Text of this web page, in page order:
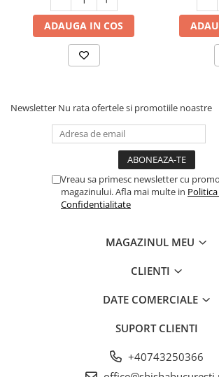
ADAUGA IN COS
Newsletter Nu rata ofertele si promotiile noastre
Vreau sa primesc newsletter cu
magazinului. Afla mai multe in
Confidentialitate
MAGAZINUL MEU
CLIENTI
DATE COMERCIALE
SUPORT CLIENTI
+40743250366